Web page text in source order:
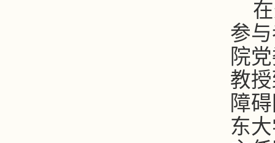
参
院
教
障
东